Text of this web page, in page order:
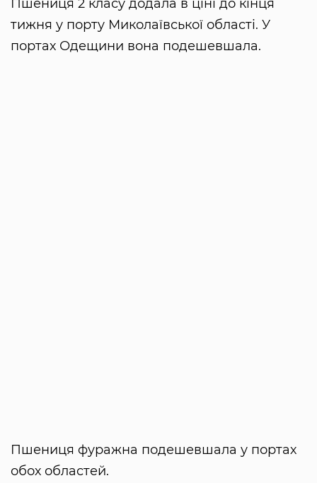
Пшениця 2 класу додала в ціні до кінця
тижня у порту Миколаївської області. У
портах Одещини вона подешевшала.
Пшениця фуражна подешевшала у портах
обох областей.